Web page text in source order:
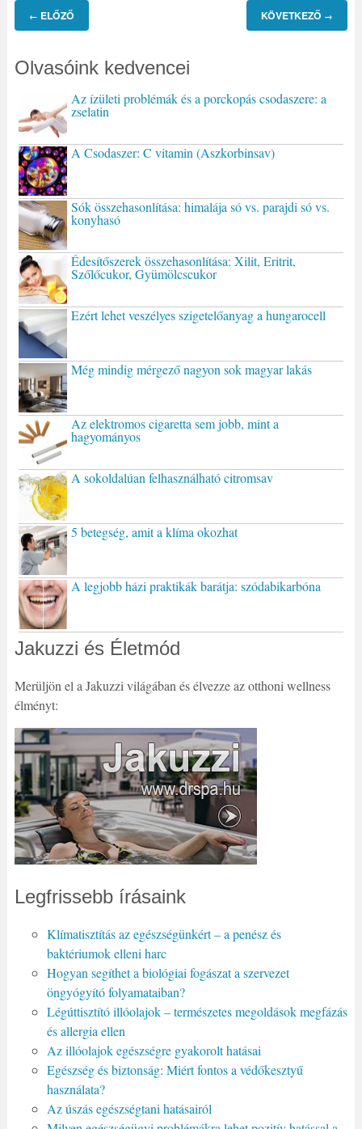
← ELŐZŐ KÖVETKEZŐ →
Olvasóink kedvencei
Az ízületi problémák és a porckopás csodaszere: a
zselatin
A Csodaszer: C vitamin (Aszkorbinsav)
Sók összehasonlítása: himalája só vs. parajdi só vs.
konyhasó
Édesítőszerek összehasonlítása: Xilit, Eritrit,
Szőlőcukor, Gyümölcscukor
Ezért lehet veszélyes szigetelőanyag a hungarocell
Még mindig mérgező nagyon sok magyar lakás
Az elektromos cigaretta sem jobb, mint a
hagyományos
A sokoldalúan felhasználható citromsav
5 betegség, amit a klíma okozhat
A legjobb házi praktikák barátja: szódabikarbóna
Jakuzzi és Életmód
Merüljön el a Jakuzzi világában és élvezze az otthoni wellness
élményt:
Legfrissebb írásaink
Klímatisztítás az egészségünkért – a penész és
baktériumok elleni harc
Hogyan segíthet a biológiai fogászat a szervezet
öngyógyító folyamataiban?
Légúttisztító illóolajok – természetes megoldások megfázás
és allergia ellen
Az illóolajok egészségre gyakorolt hatásai
Egészség és biztonság: Miért fontos a védőkesztyű
használata?
Az úszás egészségtani hatásairól